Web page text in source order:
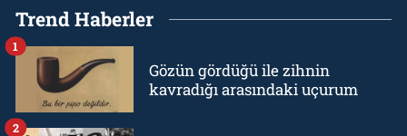
Trend Haberler
Gözün gördüğü ile zihnin
kavradığı arasındaki uçurum
1
2